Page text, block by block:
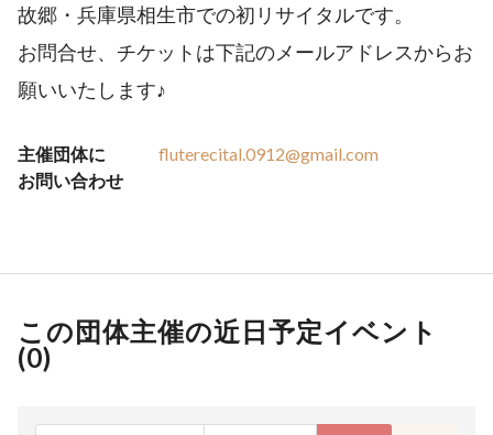
故郷・兵庫県相生市での初リサイタルです。
お問合せ、チケットは下記のメールアドレスからお
願いいたします♪
主催団体に
お問い合わせ
fluterecital.0912@gmail.com
この団体主催の近日予定イベント
(0)